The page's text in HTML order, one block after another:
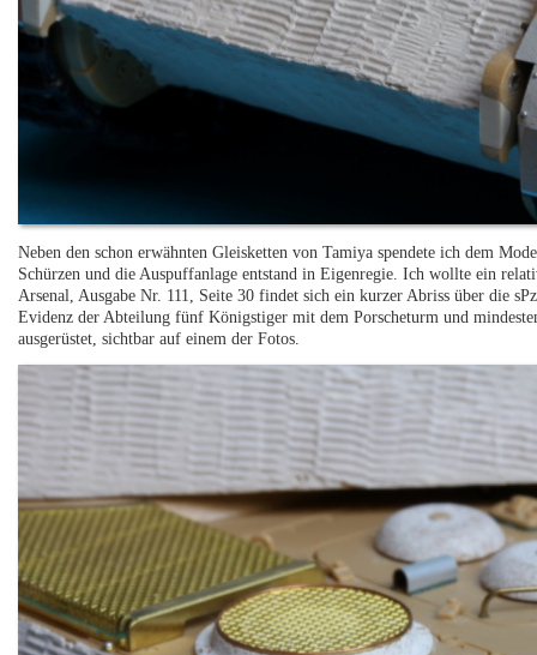
Neben den schon erwähnten Gleisketten von Tamiya spendete ich dem
Schürzen und die Auspuffanlage entstand in Eigenregie. Ich wollte ein
Arsenal, Ausgabe Nr. 111, Seite 30 findet sich ein kurzer Abriss über die
Evidenz der Abteilung fünf Königstiger mit dem Porscheturm und
ausgerüstet, sichtbar auf einem der Fotos.